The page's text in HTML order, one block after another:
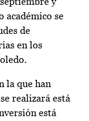
se
de
en los
la que han
realizará está
está